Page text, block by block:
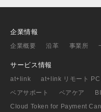
企業情報
企業概要 沿革 事業所
サービス情報
at+link at+link リモート PC
ベアサポート
ベアケア
Cloud Token for Payment